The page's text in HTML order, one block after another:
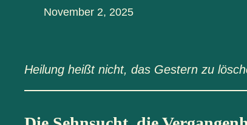
November 2, 2025
Heilung heißt nicht, das Gestern zu